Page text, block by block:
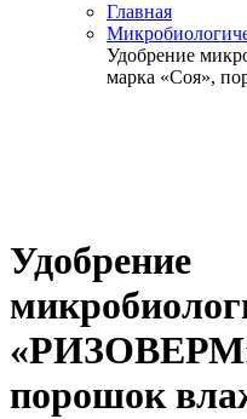
Главная
Удобрение
марка «Соя»,
Удобрение
порошок